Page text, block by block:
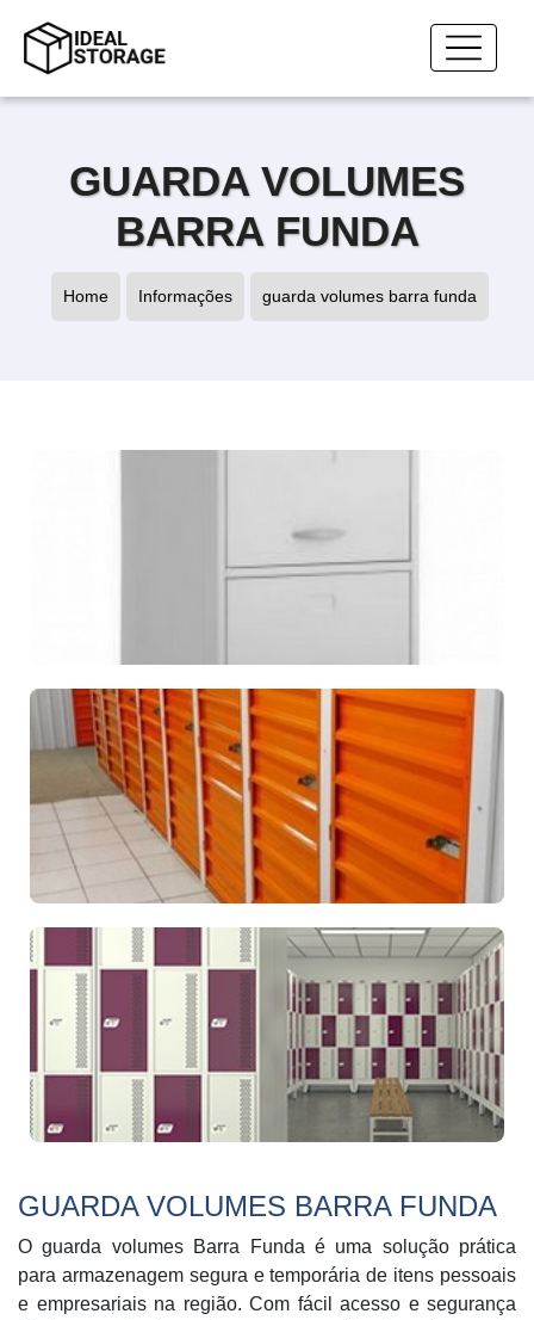
GUARDA VOLUMES
BARRA FUNDA
Home Informações guarda volumes barra funda
GUARDA VOLUMES BARRA FUNDA
O guarda volumes Barra Funda é uma solução prática
para armazenagem segura e temporária de itens pessoais
e empresariais na região. Com fácil acesso e segurança